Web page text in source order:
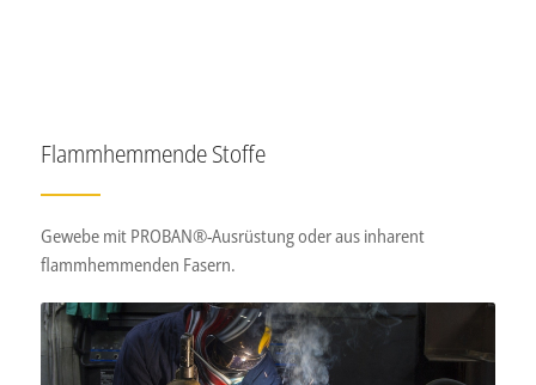
Flammhemmende Stoffe
Gewebe mit PROBAN®-Ausrüstung oder aus inharent
flammhemmenden Fasern.